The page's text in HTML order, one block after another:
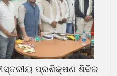
ପ୍ରଶିକ୍ଷଣ ଶିବିର